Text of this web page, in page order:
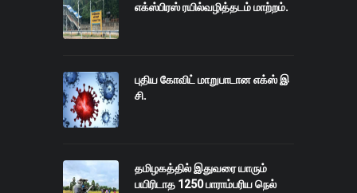
எக்ஸ்பிரஸ் ரயில்வழித்தடம் மாற்றம்.
புதிய கோவிட் மாறுபாடான எக்ஸ் இ
சி.
தமிழகத்தில் இதுவரை யாரும்
பயிரிடாத 1250 பாராம்பரிய நெல்